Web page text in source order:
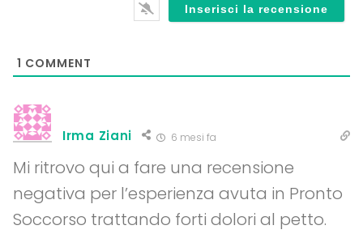
1 COMMENT
Irma Ziani 6 mesi fa
Mi ritrovo qui a fare una recensione
negativa per l’esperienza avuta in Pronto
Soccorso trattando forti dolori al petto.